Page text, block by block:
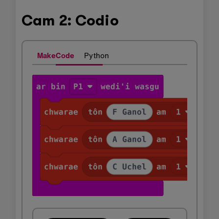
Cam 2: Codio
MakeCode Python